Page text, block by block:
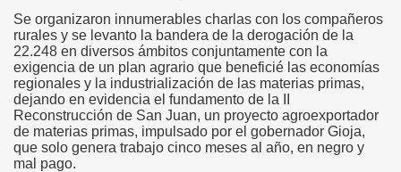
Se organizaron innumerables charlas con los compañeros
rurales y se levanto la bandera de la derogación de la
22.248 en diversos ámbitos conjuntamente con la
exigencia de un plan agrario que beneficié las economías
regionales y la industrialización de las materias primas,
dejando en evidencia el fundamento de la II
Reconstrucción de San Juan, un proyecto agroexportador
de materias primas, impulsado por el gobernador Gioja,
que solo genera trabajo cinco meses al año, en negro y
mal pago.